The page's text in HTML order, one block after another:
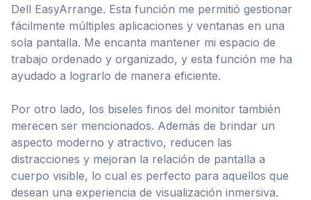
Dell EasyArrange. Esta función me permitió gestionar
fácilmente múltiples aplicaciones y ventanas en una
sola pantalla. Me encanta mantener mi espacio de
trabajo ordenado y organizado, y esta función me ha
ayudado a lograrlo de manera eficiente.
Por otro lado, los biseles finos del monitor también
merecen ser mencionados. Además de brindar un
aspecto moderno y atractivo, reducen las
distracciones y mejoran la relación de pantalla a
cuerpo visible, lo cual es perfecto para aquellos que
desean una experiencia de visualización inmersiva.